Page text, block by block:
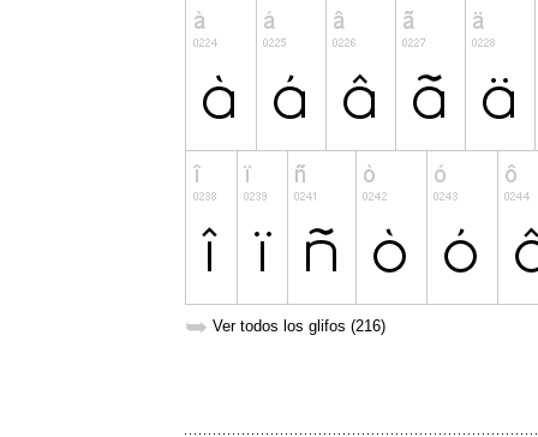
➥ Ver todos los glifos (216)